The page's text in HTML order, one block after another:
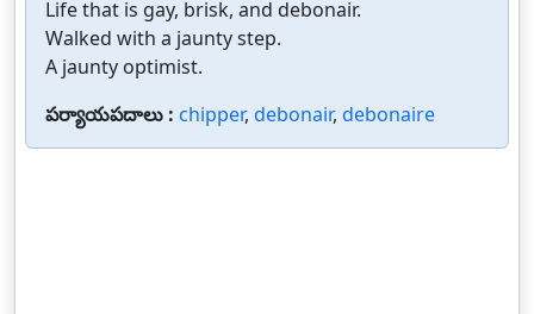
Life that is gay, brisk, and debonair.
Walked with a jaunty step.
A jaunty optimist.
పర్యాయపదాలు : chipper, debonair, debonaire